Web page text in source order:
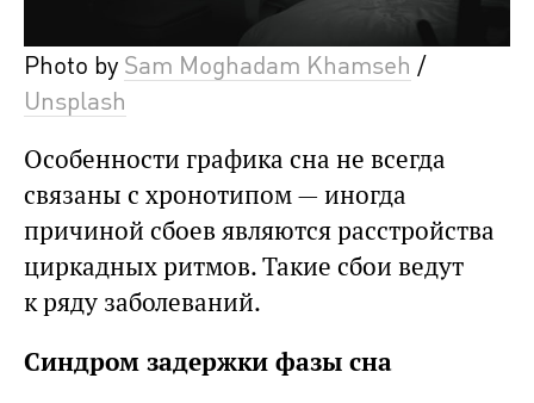
Photo by Sam Moghadam Khamseh /
Unsplash
Особенности графика сна не всегда
связаны с хронотипом — иногда
причиной сбоев являются расстройства
циркадных ритмов. Такие сбои ведут
к ряду заболеваний.
Синдром задержки фазы сна